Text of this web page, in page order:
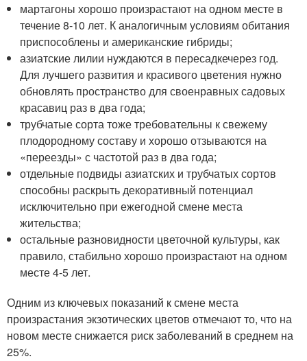
мартагоны хорошо произрастают на одном месте в
течение 8-10 лет. К аналогичным условиям обитания
приспособлены и американские гибриды;
азиатские лилии нуждаются в пересадкечерез год.
Для лучшего развития и красивого цветения нужно
обновлять пространство для своенравных садовых
красавиц раз в два года;
трубчатые сорта тоже требовательны к свежему
плодородному составу и хорошо отзываются на
«переезды» с частотой раз в два года;
отдельные подвиды азиатских и трубчатых сортов
способны раскрыть декоративный потенциал
исключительно при ежегодной смене места
жительства;
остальные разновидности цветочной культуры, как
правило, стабильно хорошо произрастают на одном
месте 4-5 лет.
Одним из ключевых показаний к смене места
произрастания экзотических цветов отмечают то, что на
новом месте снижается риск заболеваний в среднем на
25%.